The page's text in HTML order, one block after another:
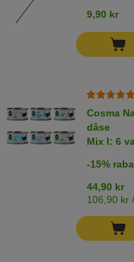
9,90 kr
Cosma
dåse
Mix I: 6
-15%
44,90 kr
106,90 kr